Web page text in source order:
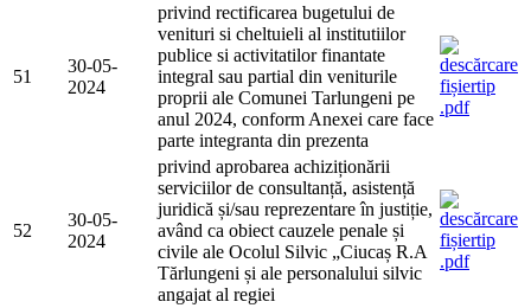
51
30-05-
2024
privind rectificarea bugetului de
venituri si cheltuieli al institutiilor
publice si activitatilor finantate
integral sau partial din veniturile
proprii ale Comunei Tarlungeni pe
anul 2024, conform Anexei care face
parte integranta din prezenta
52
30-05-
2024
privind aprobarea achiziționării
serviciilor de consultanță, asistență
juridică și/sau reprezentare în justiție,
având ca obiect cauzele penale și
civile ale Ocolul Silvic „Ciucaș R.A
Tărlungeni și ale personalului silvic
angajat al regiei